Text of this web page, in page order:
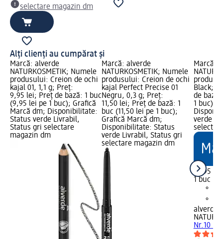
selectare magazin dm
Alți clienți au cumpărat și
Marcă: alverde
NATURKOSMETIK; Numele
produsului: Creion de ochi
kajal 01, 1,1 g; Preț:
9,95 lei; Preț de bază: 1 buc
(9,95 lei pe 1 buc); Grafică
Marcă dm; Disponibilitate:
Status verde Livrabil,
Status gri selectare
magazin dm
Marcă: alverde
NATURKOSMETIK; Numele
produsului: Creion de ochi
kajal Perfect Precise 01
Negru, 0,3 g; Preț:
11,50 lei; Preț de bază: 1
buc (11,50 lei pe 1 buc);
Grafică Marcă dm;
Disponibilitate: Status
verde Livrabil, Status gri
selectare magazin dm
Marcă:
Black;
de bază:
1 buc);
verde
16,95 lei
1 buc
alverde
Nr.10